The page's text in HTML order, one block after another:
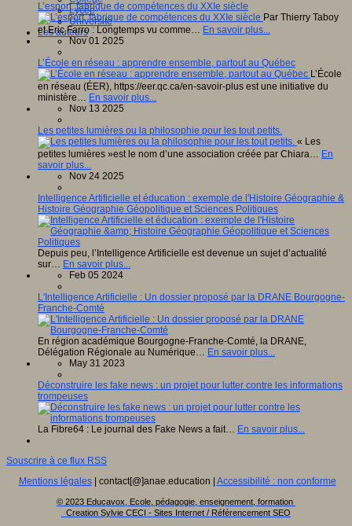
Lycée
Université
Les auteurs
L’esport, fabrique de compétences du XXIe siècle
Par Thierry Taboy
et Eric Farro : Longtemps vu comme… En savoir plus...
Nov 01 2025
L’École en réseau : apprendre ensemble, partout au Québec
L’École
en réseau (ÉER), https://eer.qc.ca/en-savoir-plus est une initiative du
ministère… En savoir plus...
Nov 13 2025
Les petites lumières ou la philosophie pour les tout petits.
« Les
petites lumières »est le nom d’une association créée par Chiara… En
savoir plus...
Nov 24 2025
Intelligence Artificielle et éducation : exemple de l'Histoire Géographie &
Histoire Géographie Géopolitique et Sciences Politiques
Depuis peu, l’Intelligence Artificielle est devenue un sujet d’actualité
sur… En savoir plus...
Feb 05 2024
L'Intelligence Artificielle : Un dossier proposé par la DRANE Bourgogne-
Franche-Comté
En région académique Bourgogne-Franche-Comté, la DRANE,
Délégation Régionale au Numérique… En savoir plus...
May 31 2023
Déconstruire les fake news : un projet pour lutter contre les informations
trompeuses
La Fibre64 : Le journal des Fake News a fait… En savoir plus...
Souscrire à ce flux RSS
Mentions légales| contact[@]anae.education | Accessibilité : non conforme
© 2023 Educavox, Ecole, pédagogie, enseignement, formation
Creation Sylvie CECI - Sites Internet / Référencement SEO